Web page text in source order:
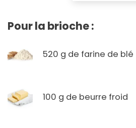
Pour la brioche :
520 g de farine de blé
100 g de beurre froid